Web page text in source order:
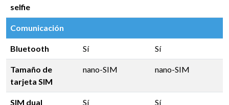
selfie
Comunicación
Bluetooth Sí Sí
Tamaño de
tarjeta SIM
nano-SIM nano-SIM
SIM dual Sí Sí